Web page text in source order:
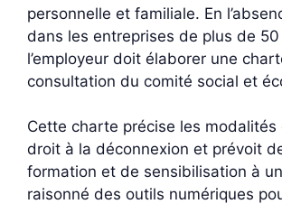
personnelle et familiale. En
dans les entreprises de plus de
l’employeur doit élaborer une
consultation du comité social et
Cette charte précise les modalités
droit à la déconnexion et prévoit
formation et de sensibilisation à
raisonné des outils numériques